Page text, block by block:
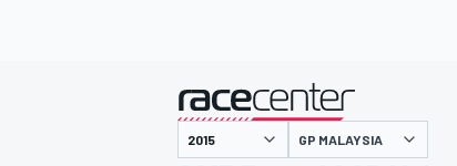
GP MALAYSIA